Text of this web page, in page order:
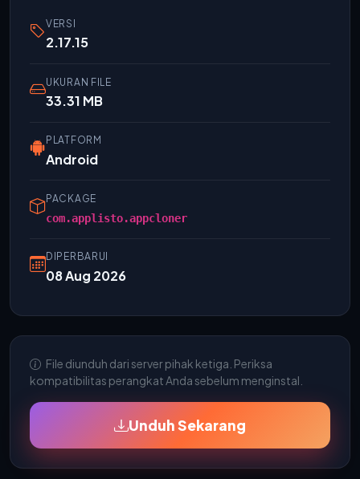
VERSI
2.17.15
UKURAN FILE
33.31 MB
PLATFORM
Android
PACKAGE
com.applisto.appcloner
DIPERBARUI
08 Aug 2026
File diunduh dari server pihak ketiga. Periksa
kompatibilitas perangkat Anda sebelum menginstal.
Unduh Sekarang